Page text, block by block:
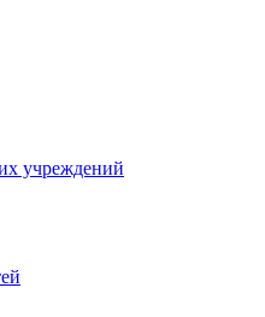
учреждений